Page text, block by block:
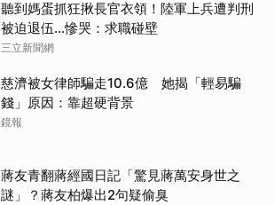
聽到媽蛋抓狂揪長官衣領！陸軍上兵遭判刑
被迫退伍…慘哭：求職碰壁
三立新聞網
慈濟被女律師騙走10.6億 她揭「輕易騙
錢」原因：靠超硬背景
鏡報
蔣友青翻蔣經國日記「驚見蔣萬安身世之
謎」？蔣友柏爆出2句疑偷臭